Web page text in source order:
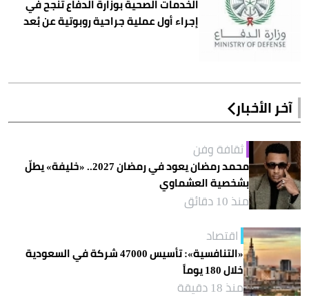
الخدمات الصحية بوزارة الدفاع تنجح في
إجراء أول عملية جراحية روبوتية عن بُعد
آخر الأخبار
ثقافة وفن
محمد رمضان يعود في رمضان 2027.. «خليفة» يطلّ
بشخصية العشماوي
منذ 10 دقائق
اقتصاد
«التنافسية»: تأسيس 47000 شركة في السعودية
خلال 180 يوماً
منذ 18 دقيقة